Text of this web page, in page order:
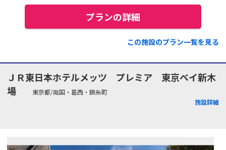
プランの詳細
この施設のプラン一覧を見る
ＪＲ東日本ホテルメッツ プレミア 東京ベイ新木
場
東京都/両国・葛西・錦糸町
施設詳細